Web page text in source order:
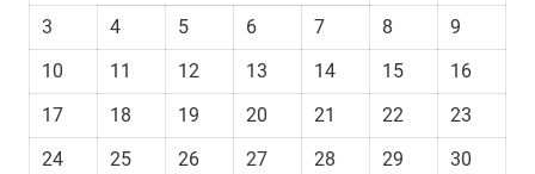
3
4 5 6 7 8
9
10
11 12 13 14 15
16
17
18 19 20 21 22
23
24
25 26 27 28 29 30